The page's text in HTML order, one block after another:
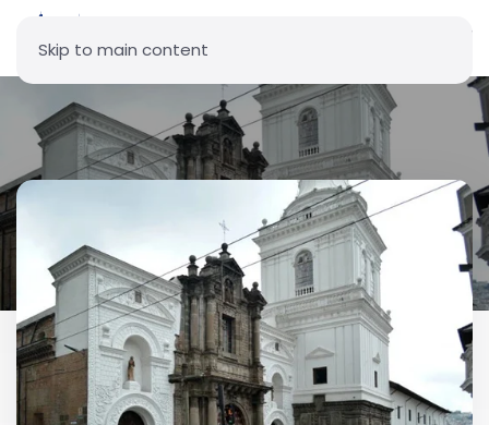
Skip to main content
Iglesia Rectoral San Agustín